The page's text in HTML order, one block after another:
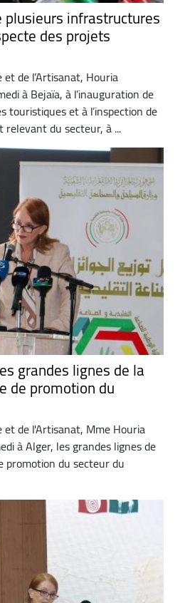
infrastructures
des projets
de l’Artisanat, Houria
à Bejaïa, à l’inauguration de
et à l’inspection de
relevant du secteur, à ...
grandes lignes de la
de promotion du
et de l'Artisanat, Mme Houria
à Alger, les grandes lignes de
promotion du secteur du